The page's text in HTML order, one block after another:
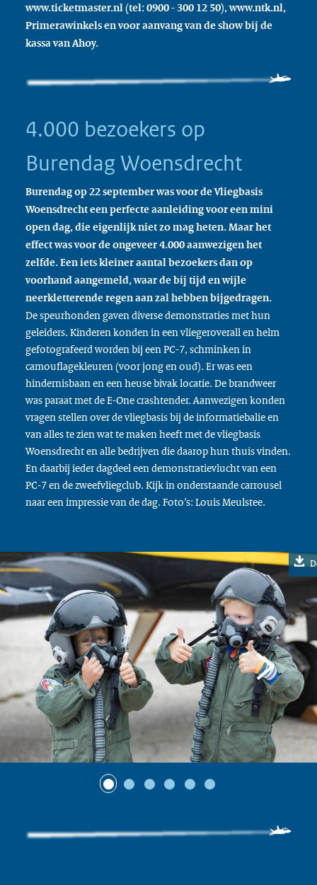
www.ticketmaster.nl (tel: 0900 - 300 12 50), www.ntk.nl,
Primerawinkels en voor aanvang van de show bij de
kassa van Ahoy.
4.000 bezoekers op
Burendag Woensdrecht
Burendag op 22 september was voor de Vliegbasis
Woensdrecht een perfecte aanleiding voor een mini
open dag, die eigenlijk niet zo mag heten. Maar het
effect was voor de ongeveer 4.000 aanwezigen het
zelfde. Een iets kleiner aantal bezoekers dan op
voorhand aangemeld, waar de bij tijd en wijle
neerkletterende regen aan zal hebben bijgedragen.
De speurhonden gaven diverse demonstraties met hun
geleiders. Kinderen konden in een vliegeroverall en helm
gefotografeerd worden bij een PC-7, schminken in
camouflagekleuren (voor jong en oud). Er was een
hindernisbaan en een heuse bivak locatie. De brandweer
was paraat met de E-One crashtender. Aanwezigen konden
vragen stellen over de vliegbasis bij de informatiebalie en
van alles te zien wat te maken heeft met de vliegbasis
Woensdrecht en alle bedrijven die daarop hun thuis vinden.
En daarbij ieder dagdeel een demonstratievlucht van een
PC-7 en de zweefvliegclub. Kijk in onderstaande carrousel
naar een impressie van de dag. Foto’s: Louis Meulstee.